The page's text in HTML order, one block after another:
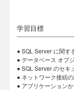
学習目標
● SQL Server に関す
● データベース オブ
● SQL Server のセキ
● ネットワーク接続
● アプリケーション